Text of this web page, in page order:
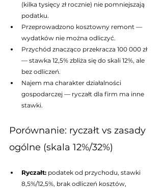
(kilka tysięcy zł rocznie) nie pomniejszają
podatku.
Przeprowadzono kosztowny remont —
wydatków nie można odliczyć.
Przychód znacząco przekracza 100 000 zł
— stawka 12,5% zbliża się do skali 12%, ale
bez odliczeń.
Najem ma charakter działalności
gospodarczej — ryczałt dla firm ma inne
stawki.
Porównanie: ryczałt vs zasady
ogólne (skala 12%/32%)
Ryczałt: podatek od przychodu, stawki
8,5%/12,5%, brak odliczeń kosztów,